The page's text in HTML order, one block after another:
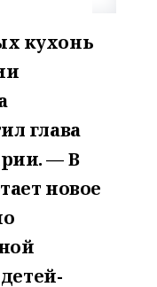
кухонь
глава
— В
новое